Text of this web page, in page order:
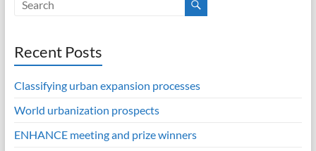
Recent Posts
Classifying urban expansion processes
World urbanization prospects
ENHANCE meeting and prize winners